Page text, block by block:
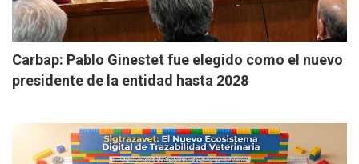
Carbap: Pablo Ginestet fue elegido como el nuevo
presidente de la entidad hasta 2028